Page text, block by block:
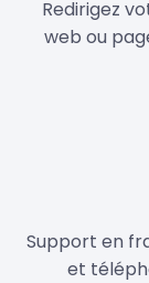
Redirigez
web ou
Support en
et